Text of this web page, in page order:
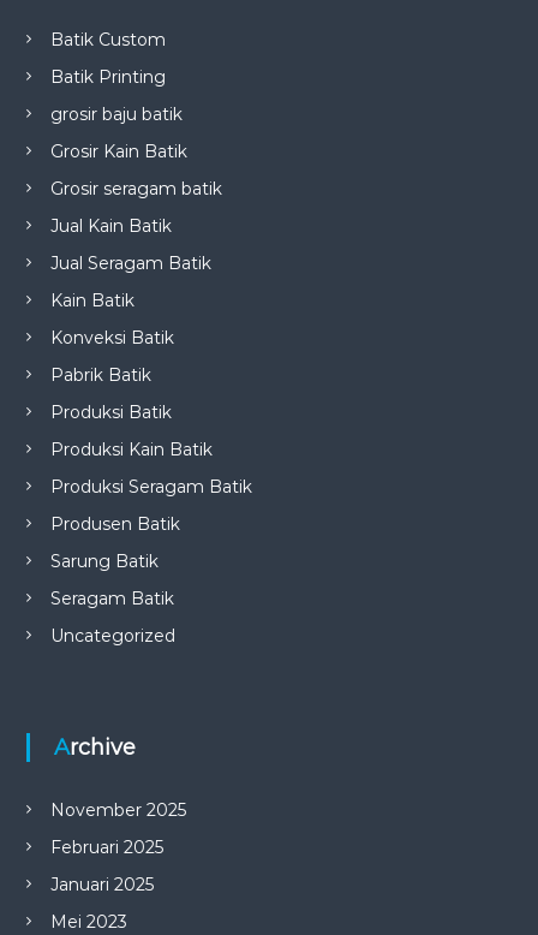
Batik Custom
Batik Printing
grosir baju batik
Grosir Kain Batik
Grosir seragam batik
Jual Kain Batik
Jual Seragam Batik
Kain Batik
Konveksi Batik
Pabrik Batik
Produksi Batik
Produksi Kain Batik
Produksi Seragam Batik
Produsen Batik
Sarung Batik
Seragam Batik
Uncategorized
Archive
November 2025
Februari 2025
Januari 2025
Mei 2023